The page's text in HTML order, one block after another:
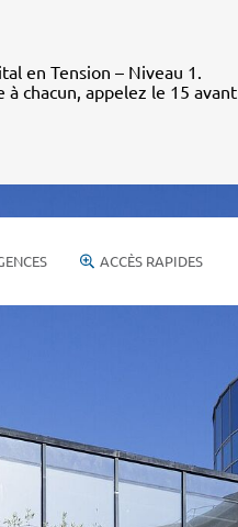
en Tension – Niveau 1.
chacun, appelez le 15 avant
ACCÈS RAPIDES